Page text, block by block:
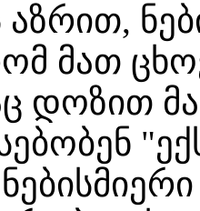
აზრით,
მათ
დოზით